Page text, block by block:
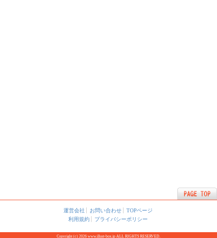
運営会社 お問い合わせ
TOPページ
利用規約
プライバシーポリシー
Copyright (c) 2026 www.illust-box.jp ALL RIGHTS RESERVED.